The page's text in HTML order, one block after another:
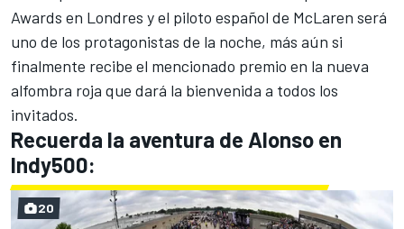
Awards en Londres y el piloto español de McLaren será
uno de los protagonistas de la noche, más aún si
finalmente recibe el mencionado premio en la nueva
alfombra roja que dará la bienvenida a todos los
invitados.
Recuerda la aventura de Alonso en
Indy500:
20